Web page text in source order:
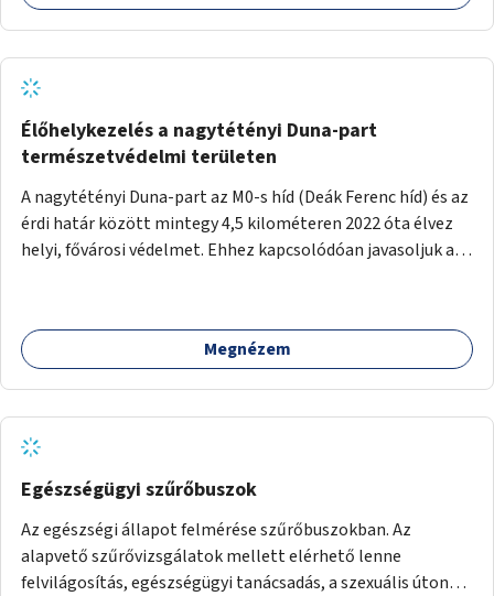
gyerekek bevonására is. A program pilot jelleggel indulna,
több korosztály számára.
Élőhelykezelés a nagytétényi Duna-part
természetvédelmi területen
A nagytétényi Duna-part az M0-s híd (Deák Ferenc híd) és az
érdi határ között mintegy 4,5 kilométeren 2022 óta élvez
helyi, fővárosi védelmet. Ehhez kapcsolódóan javasoljuk a
Megnézem
Egészségügyi szűrőbuszok
Az egészségi állapot felmérése szűrőbuszokban. Az
alapvető szűrővizsgálatok mellett elérhető lenne
felvilágosítás, egészségügyi tanácsadás, a szexuális úton